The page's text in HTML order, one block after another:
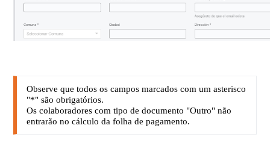
Observe que todos os campos marcados com um asterisco
"*" são obrigatórios.
Os colaboradores com tipo de documento "Outro" não
entrarão no cálculo da folha de pagamento.